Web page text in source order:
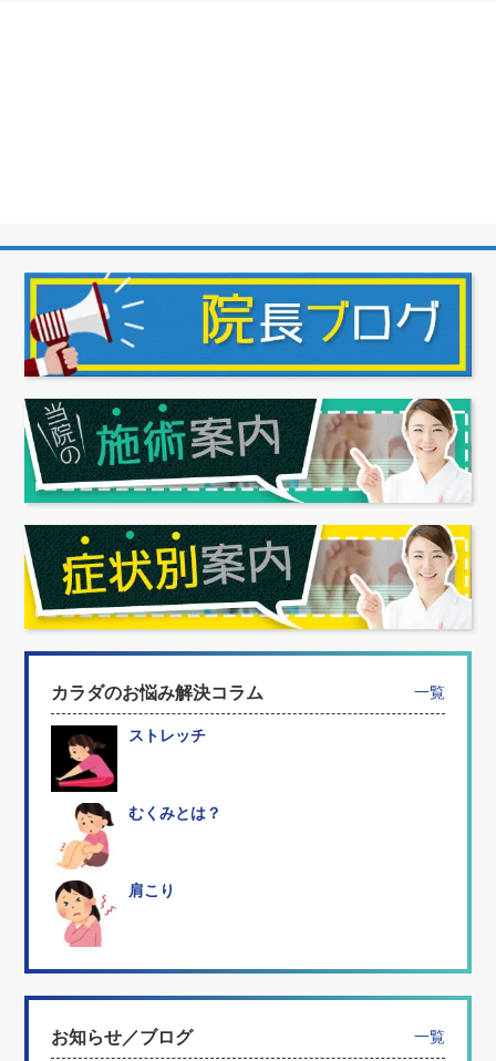
カラダのお悩み解決コラム 一覧
ストレッチ
むくみとは？
肩こり
お知らせ／ブログ 一覧